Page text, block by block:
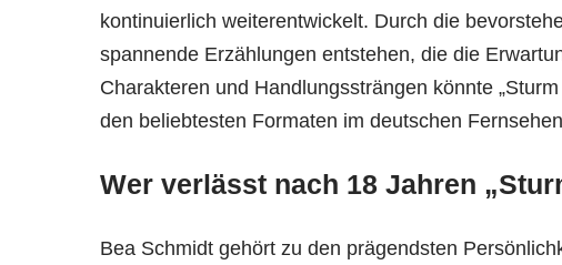
kontinuierlich weiterentwickelt. Durch die
spannende Erzählungen entstehen, die die
Charakteren und Handlungssträngen könnte
den beliebtesten Formaten im deutschen
Wer verlässt nach 18 Jahren
Bea Schmidt gehört zu den prägendsten